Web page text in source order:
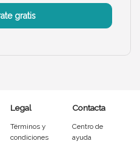
Manitas
Asistente
gratis
Legal
Términos y
condiciones
Contacta
Centro de
ayuda